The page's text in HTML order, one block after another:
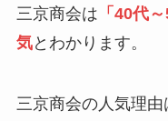
三京商会は 「40代
気とわかります。
三京商会の人気理